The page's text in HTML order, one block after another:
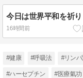
今日は世界平和を祈
16時間前
#健康 #呼吸法 #リン
#ハーセプチン #医療氣功